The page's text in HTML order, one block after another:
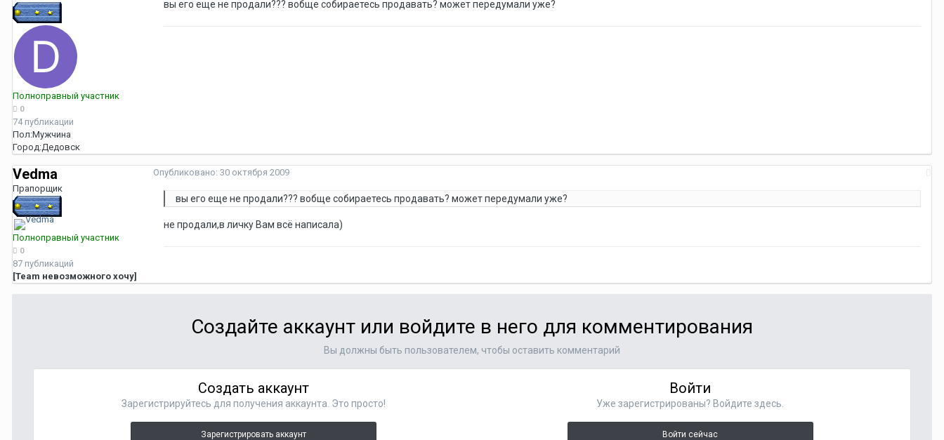
Полноправный участник
0
74 публикации
Пол:Мужчина
Город:Дедовск
вы его еще не продали??? вобще собираетесь продавать? может передумали уже?
Vedma
Прапорщик
Полноправный участник
0
87 публикаций
[Team невозможного хочу]
Опубликовано: 30 октября 2009
вы его еще не продали??? вобще собираетесь продавать? может передумали уже?
не продали,в личку Вам всё написала)
Создайте аккаунт или войдите в него для комментирования
Вы должны быть пользователем, чтобы оставить комментарий
Создать аккаунт
Зарегистрируйтесь для получения аккаунта. Это просто!
Зарегистрировать аккаунт
Войти
Уже зарегистрированы? Войдите здесь.
Войти сейчас